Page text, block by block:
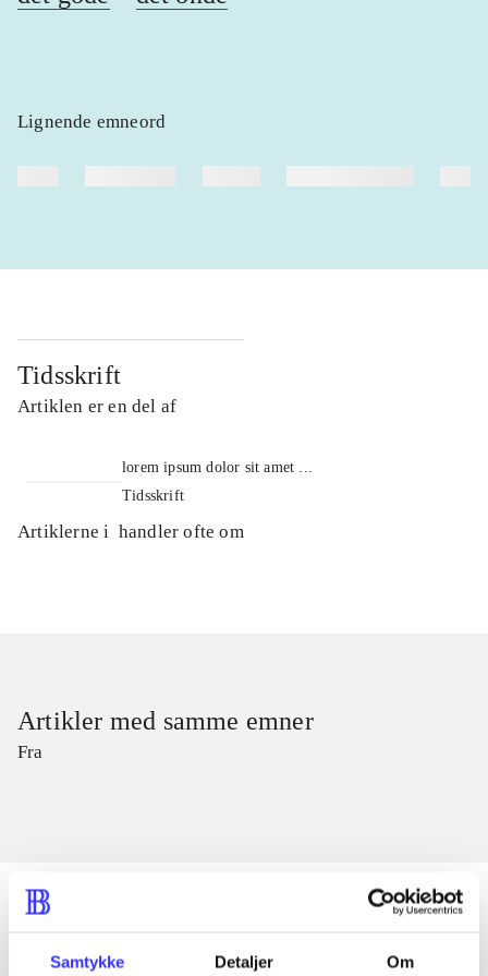
Samtykke Detaljer Om
Lignende emneord
Tidsskrift
Artiklen er en del af
lorem ipsum dolor sit amet ...
Tidsskrift
Artiklerne i handler ofte om
Artikler med samme emner
Fra
Artikler